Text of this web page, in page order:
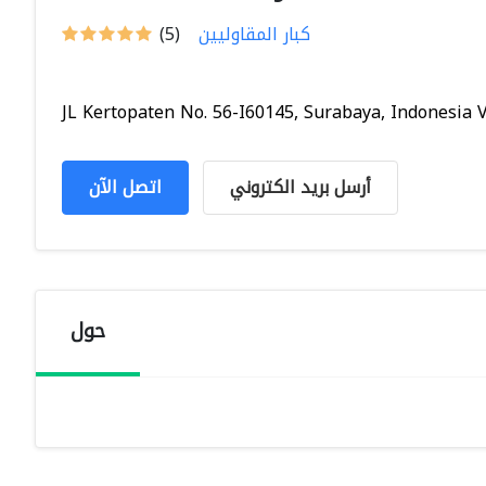
(5) كبار المقاوليين
JL Kertopaten No. 56-I60145, Surabaya, Indonesia
اتصل الآن أرسل بريد الكتروني
حول